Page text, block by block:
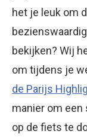
het je leuk om
bekijken? Wij
om tijdens je
de Parijs
manier om een
op de fiets te